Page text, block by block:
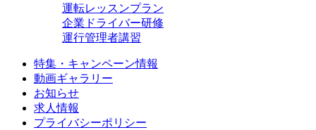
運転レッスンプラン
企業ドライバー研修
運行管理者講習
特集・キャンペーン情報
動画ギャラリー
お知らせ
求人情報
プライバシーポリシー